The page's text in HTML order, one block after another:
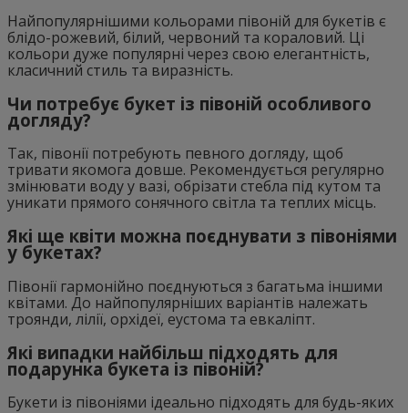
Найпопулярнішими кольорами півоній для букетів є
блідо-рожевий, білий, червоний та кораловий. Ці
кольори дуже популярні через свою елегантність,
класичний стиль та виразність.
Чи потребує букет із півоній особливого
догляду?
Так, півонії потребують певного догляду, щоб
тривати якомога довше. Рекомендується регулярно
змінювати воду у вазі, обрізати стебла під кутом та
уникати прямого сонячного світла та теплих місць.
Які ще квіти можна поєднувати з півоніями
у букетах?
Півонії гармонійно поєднуються з багатьма іншими
квітами. До найпопулярніших варіантів належать
троянди, лілії, орхідеї, еустома та евкаліпт.
Які випадки найбільш підходять для
подарунка букета із півоній?
Букети із півоніями ідеально підходять для будь-яких